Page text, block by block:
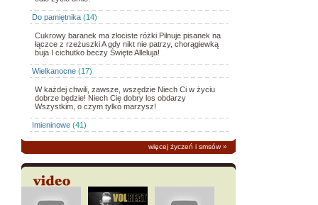
Do pamiętnika (14)
Cukrowy baranek ma złociste różki Pilnuje pisanek na
łączce z rzeżuszki A gdy nikt nie patrzy, chorągiewką
buja I cichutko beczy Święte Alleluja!
Wielkanocne (17)
W każdej chwili, zawsze, wszędzie Niech Ci w życiu
dobrze będzie! Niech Cię dobry los obdarzy
Wszystkim, o czym tylko marzysz!
Imieninowe (41)
więcej życzeń i smsów»